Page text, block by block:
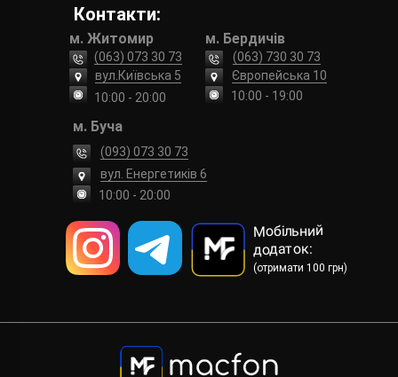
Контакти:
м. Житомир
вул.Київська 5
10:00 - 20:00
(063) 073 30 73
м. Бердичів
Європейська 10
10:00 - 19:00
(063) 730 30 73
Мобільний
додаток:
(отримати 100 грн)
м. Буча
вул. Енергетиків 6
(093) 073 30 73
10:00 - 20:00